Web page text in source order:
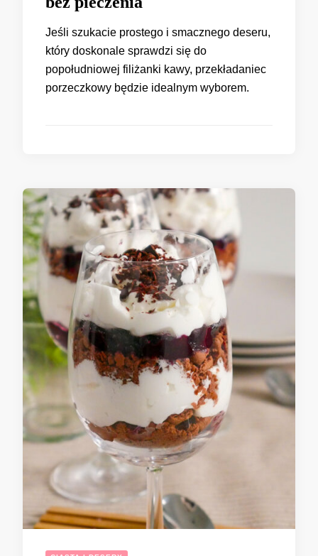
Jeśli szukacie prostego i smacznego deseru,
który doskonale sprawdzi się do
popołudniowej filiżanki kawy, przekładaniec
porzeczkowy będzie idealnym wyborem.